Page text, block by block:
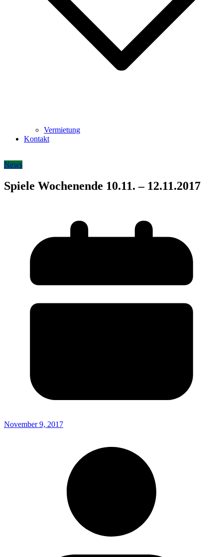
Vermietung
Kontakt
News
Spiele Wochenende 10.11. – 12.11.2017
November 9, 2017